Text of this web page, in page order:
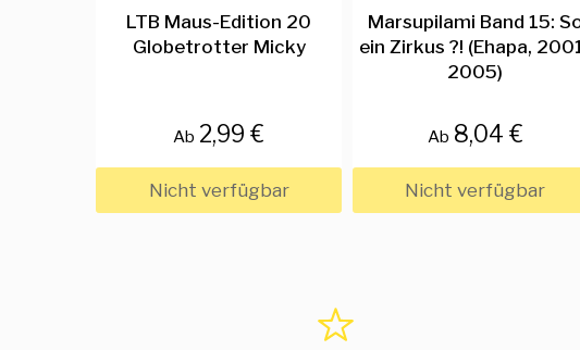
LTB Maus-Edition 20
Globetrotter Micky
Ab 2,99 €
Nicht verfügbar
Marsupilami Band 15:
ein Zirkus ?! (Ehapa,
2005)
Ab 8,04 €
Nicht verfügbar